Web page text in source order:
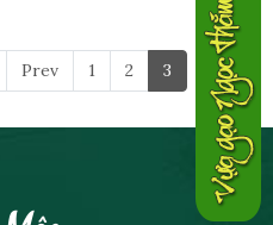
Prev 1 2 3